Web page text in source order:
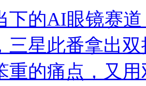
下的AI眼镜赛
三星此番拿出
重的痛点，又